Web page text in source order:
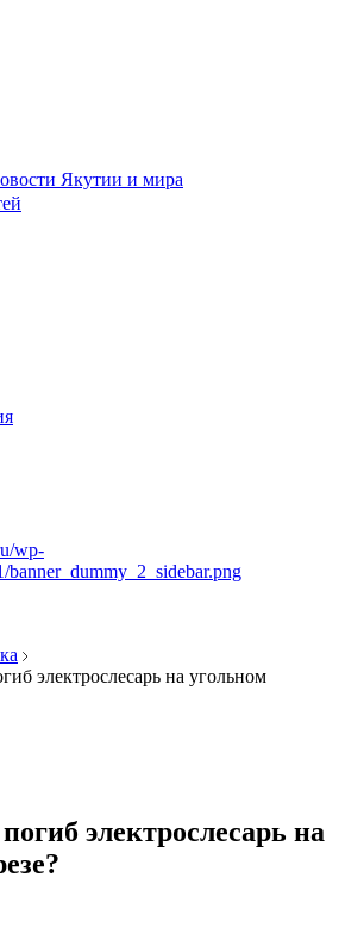
Якутии и мира
электрослесарь на угольном
электрослесарь на